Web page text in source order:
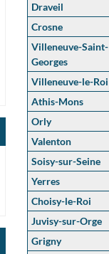
Draveil
Crosne
Villeneuve-Saint-
Georges
Villeneuve-le-Roi
Athis-Mons
Orly
Valenton
Soisy-sur-Seine
Yerres
Choisy-le-Roi
Juvisy-sur-Orge
Grigny